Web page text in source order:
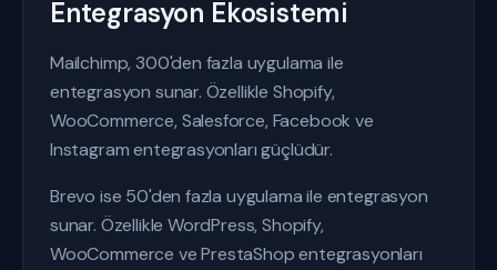
Entegrasyon Ekosistemi
Mailchimp, 300'den fazla uygulama ile
entegrasyon sunar. Özellikle Shopify,
WooCommerce, Salesforce, Facebook ve
Instagram entegrasyonları güçlüdür.
Brevo ise 50'den fazla uygulama ile entegrasyon
sunar. Özellikle WordPress, Shopify,
WooCommerce ve PrestaShop entegrasyonları